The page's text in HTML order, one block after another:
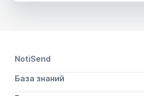
NotiSend
База знаний